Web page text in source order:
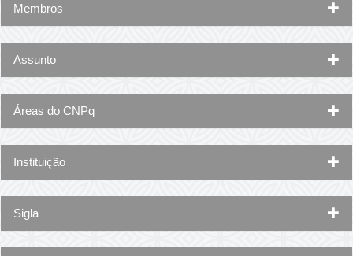
Membros
Assunto
Áreas do CNPq
Instituição
Sigla